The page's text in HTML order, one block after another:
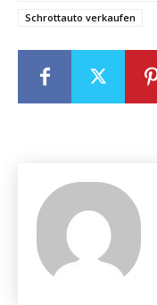
Schrottauto verkaufen